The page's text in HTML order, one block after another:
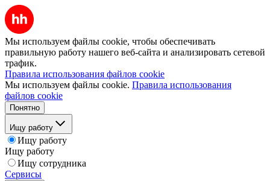
Мы используем файлы cookie, чтобы обеспечивать
правильную работу нашего веб-сайта и анализировать сетевой
трафик.
Правила использования файлов cookie
Мы используем файлы cookie. Правила использования
файлов cookie
Понятно
Ищу работу
Ищу работу
Ищу работу
Ищу сотрудника
Сервисы